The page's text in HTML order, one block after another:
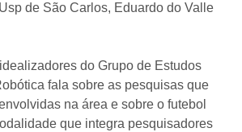
de São Carlos, Eduardo do Valle
do Grupo de Estudos
fala sobre as pesquisas que
na área e sobre o futebol
que integra pesquisadores